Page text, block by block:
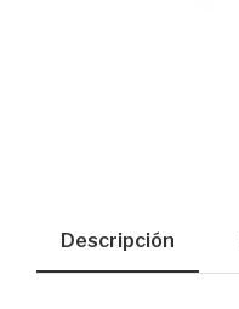
Descripción